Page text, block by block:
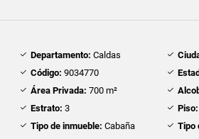
Departamento: Caldas
Código: 9034770
Área Privada: 700 m²
Estrato: 3 Piso:
Tipo de inmueble: Cabaña Tipo